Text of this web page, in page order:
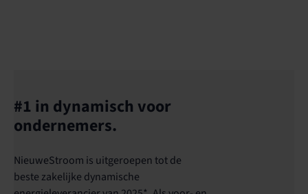
#1 in dynamisch voor
ondernemers.
NieuweStroom is uitgeroepen tot de
beste zakelijke dynamische